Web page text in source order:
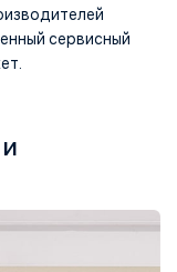
сервисный